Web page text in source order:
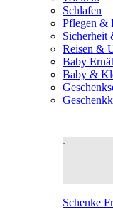
Schlafen
Pflegen &
Sicherheit
Reisen &
Baby
Baby &
Schenke